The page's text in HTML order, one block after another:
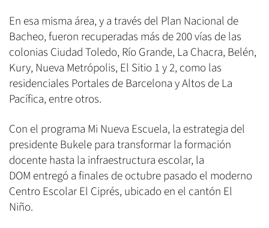
En esa misma área, y a través del Plan Nacional de
Bacheo, fueron recuperadas más de 200 vías de las
colonias Ciudad Toledo, Río Grande, La Chacra, Belén,
Kury, Nueva Metrópolis, El Sitio 1 y 2, como las
residenciales Portales de Barcelona y Altos de La
Pacífica, entre otros.
Con el programa Mi Nueva Escuela, la estrategia del
presidente Bukele para transformar la formación
docente hasta la infraestructura escolar, la
DOM entregó a finales de octubre pasado el moderno
Centro Escolar El Ciprés, ubicado en el cantón El
Niño.